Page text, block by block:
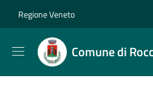
Regione Veneto
Comune di